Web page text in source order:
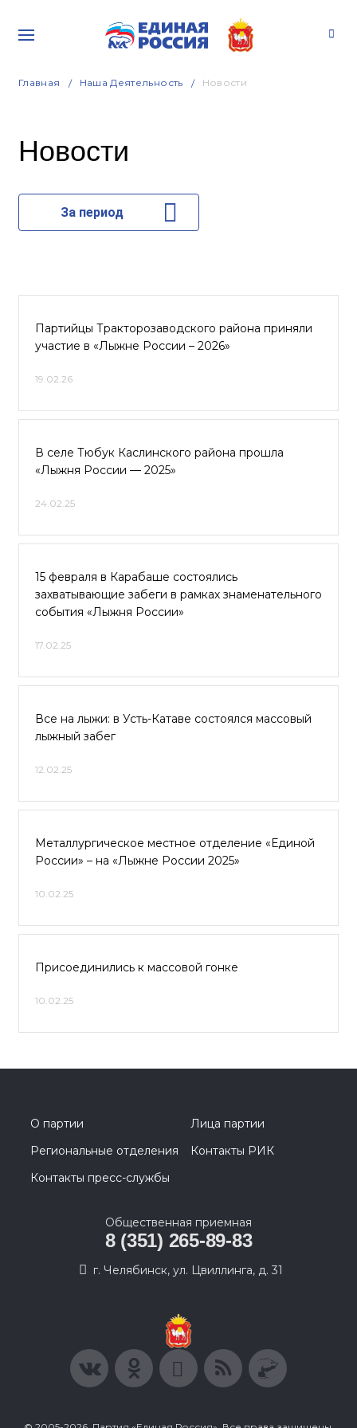
Главная Наша Деятельность Новости
Новости
За период
Партийцы Тракторозаводского района приняли
участие в «Лыжне России – 2026»
19.02.26
В селе Тюбук Каслинского района прошла
«Лыжня России — 2025»
24.02.25
15 февраля в Карабаше состоялись
захватывающие забеги в рамках знаменательного
события «Лыжня России»
17.02.25
Все на лыжи: в Усть-Катаве состоялся массовый
лыжный забег
12.02.25
Металлургическое местное отделение «Единой
России» – на «Лыжне России 2025»
10.02.25
Присоединились к массовой гонке
10.02.25
О партии
Лица партии
Региональные отделения
Контакты РИК
Контакты пресс-службы
Общественная приемная
8 (351) 265-89-83
г. Челябинск, ул. Цвиллинга, д. 31